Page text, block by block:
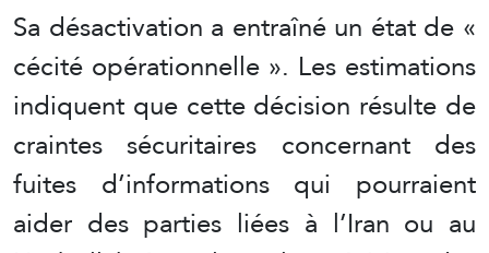
Sa désactivation a entraîné un état de «
cécité opérationnelle ». Les estimations
indiquent que cette décision résulte de
craintes sécuritaires concernant des
fuites d’informations qui pourraient
aider des parties liées à l’Iran ou au